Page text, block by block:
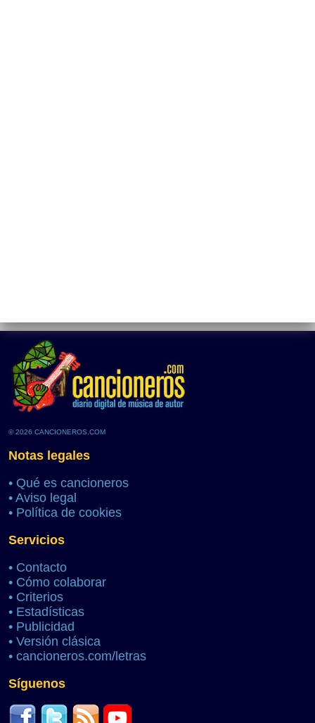
© 2026 CANCIONEROS.COM
Notas legales
• Qué es cancioneros
• Aviso legal
• Política de cookies
Servicios
• Contacto
• Cómo colaborar
• Criterios
• Estadísticas
• Publicidad
• Versión clásica
• cancioneros.com/letras
Síguenos